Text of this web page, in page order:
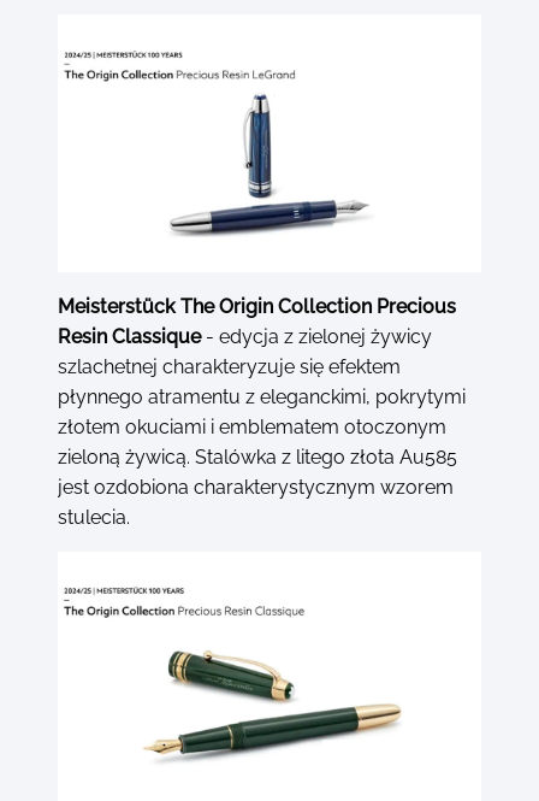
Meisterstück The Origin Collection Precious
Resin Classique- edycja z zielonej żywicy
szlachetnej charakteryzuje się efektem
płynnego atramentu z eleganckimi, pokrytymi
złotem okuciami i emblematem otoczonym
zieloną żywicą. Stalówka z litego złota Au585
jest ozdobiona charakterystycznym wzorem
stulecia.